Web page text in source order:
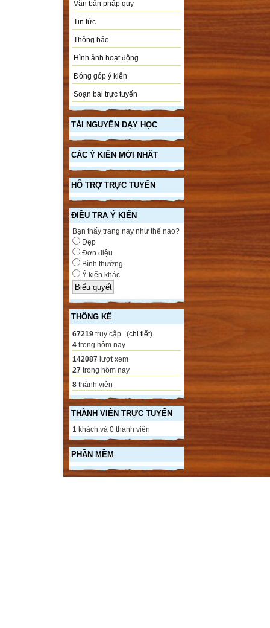
Văn bản pháp quy
Tin tức
Thông báo
Hình ảnh hoạt động
Đóng góp ý kiến
Soạn bài trực tuyến
TÀI NGUYÊN DẠY HỌC
CÁC Ý KIẾN MỚI NHẤT
HỖ TRỢ TRỰC TUYẾN
ĐIỀU TRA Ý KIẾN
Bạn thấy trang này như thế nào?
Đẹp
Đơn điệu
Bình thường
Ý kiến khác
THỐNG KÊ
67219 truy cập (chi tiết)
4 trong hôm nay
142087 lượt xem
27 trong hôm nay
8 thành viên
THÀNH VIÊN TRỰC TUYẾN
1 khách và 0 thành viên
PHẦN MỀM